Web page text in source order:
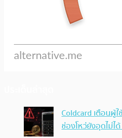
Coldcard เตือนผู้
ช่องโหว่ยังอุดไม่ไ